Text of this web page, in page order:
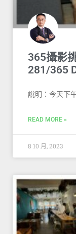
365攝影
281/365
說明：今天下
READ MORE »
8 10 月, 2023